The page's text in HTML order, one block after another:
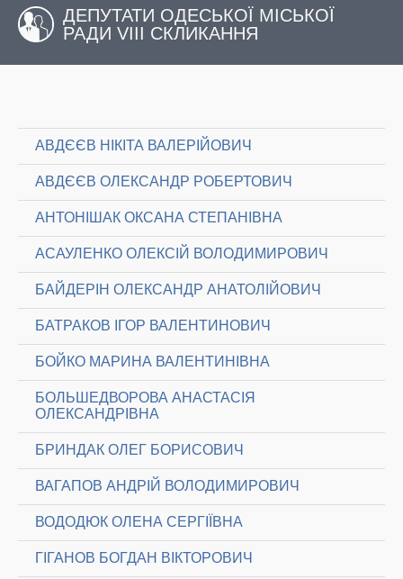
ДЕПУТАТИ ОДЕСЬКОЇ МІСЬКОЇ
РАДИ VIII СКЛИКАННЯ
АВДЄЄВ НІКІТА ВАЛЕРІЙОВИЧ
АВДЄЄВ ОЛЕКСАНДР РОБЕРТОВИЧ
АНТОНІШАК ОКСАНА СТЕПАНІВНА
АСАУЛЕНКО ОЛЕКСІЙ ВОЛОДИМИРОВИЧ
БАЙДЕРІН ОЛЕКСАНДР АНАТОЛІЙОВИЧ
БАТРАКОВ ІГОР ВАЛЕНТИНОВИЧ
БОЙКО МАРИНА ВАЛЕНТИНІВНА
БОЛЬШЕДВОРОВА АНАСТАСІЯ
ОЛЕКСАНДРІВНА
БРИНДАК ОЛЕГ БОРИСОВИЧ
ВАГАПОВ АНДРІЙ ВОЛОДИМИРОВИЧ
ВОДОДЮК ОЛЕНА СЕРГІЇВНА
ГІГАНОВ БОГДАН ВІКТОРОВИЧ